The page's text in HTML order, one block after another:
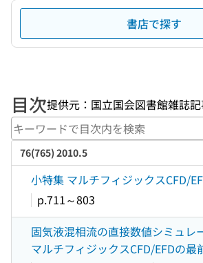
書店で探す
目次提供元：国立国会図書館雑誌
76(765) 2010.5
小特集 マルチフィジックスCFD/
p.711～803
固気液混相流の直接数値シミュレ
マルチフィジックスCFD/EFDの最